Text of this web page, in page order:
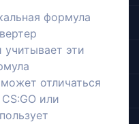
формула
эти
отличаться
или